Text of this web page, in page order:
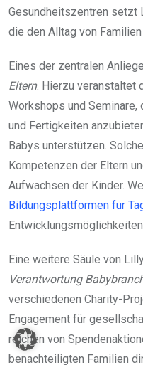
Gesundheitszentren setzt
die den Alltag von
Eines der zentralen
Eltern. Hierzu veranstaltet
Workshops und
und Fertigkeiten
Babys unterstützen.
Kompetenzen der Eltern
Aufwachsen der Kinder.
Bildungsplattformen für
Eine weitere Säule von
Verantwortung
verschiedenen Charity-
Engagement für
reichen von
benachteiligten Familien